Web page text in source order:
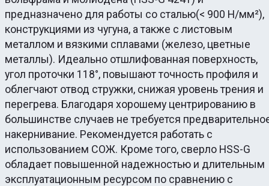
предназначено для работы со сталью(< 900 Н/мм²),
конструкциями из чугуна, а также с листовым
металлом и вязкими сплавами (железо, цветные
металлы). Идеально отшлифованная поверхность,
угол проточки 118°, повышают точность профиля и
облегчают отвод стружки, снижая уровень трения и
перегрева. Благодаря хорошему центрированию в
большинстве случаев не требуется
накернивание. Рекомендуется работать с
использованием СОЖ. Кроме того, сверло HSS-G
обладает повышенной надежностью и длительным
эксплуатационным ресурсом по сравнению с